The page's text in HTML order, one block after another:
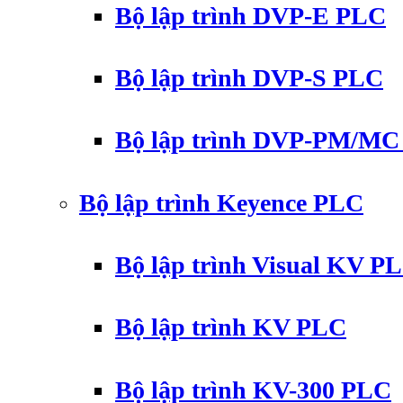
Bộ lập trình DVP-E PLC
Bộ lập trình DVP-S PLC
Bộ lập trình DVP-PM/
Bộ lập trình Keyence PLC
Bộ lập trình Visual KV
Bộ lập trình KV PLC
Bộ lập trình KV-300 PLC